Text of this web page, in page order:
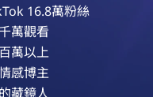
16.8萬粉絲
萬觀看
萬以上
感博主
藏鏡人